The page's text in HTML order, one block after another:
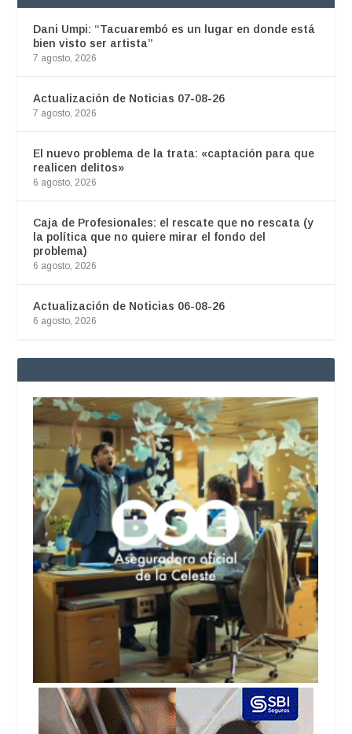
Dani Umpi: “Tacuarembó es un lugar en donde está
bien visto ser artista”
7 agosto, 2026
Actualización de Noticias 07-08-26
7 agosto, 2026
El nuevo problema de la trata: «captación para que
realicen delitos»
6 agosto, 2026
Caja de Profesionales: el rescate que no rescata (y
la política que no quiere mirar el fondo del
problema)
6 agosto, 2026
Actualización de Noticias 06-08-26
6 agosto, 2026